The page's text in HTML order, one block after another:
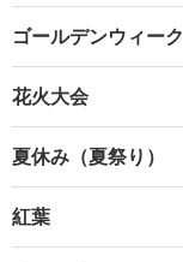
ゴールデンウィーク
花火大会
夏休み（夏祭り）
紅葉